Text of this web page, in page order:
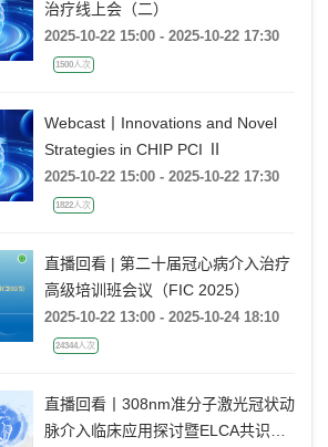
治疗线上会（二）
2025-10-22 15:00 - 2025-10-22 17:30
1500人次
Webcast丨Innovations and Novel
Strategies in CHIP PCI Ⅱ
2025-10-22 15:00 - 2025-10-22 17:30
1822人次
直播回看 | 第二十届冠心病介入治疗
高级培训班会议（FIC 2025）
2025-10-22 13:00 - 2025-10-24 18:10
24344人次
直播回看丨308nm准分子激光冠状动
脉介入临床应用探讨暨ELCA共识解